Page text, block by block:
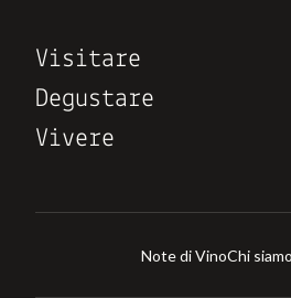
Visitare
Degustare
Vivere
Note di VinoChi siamo